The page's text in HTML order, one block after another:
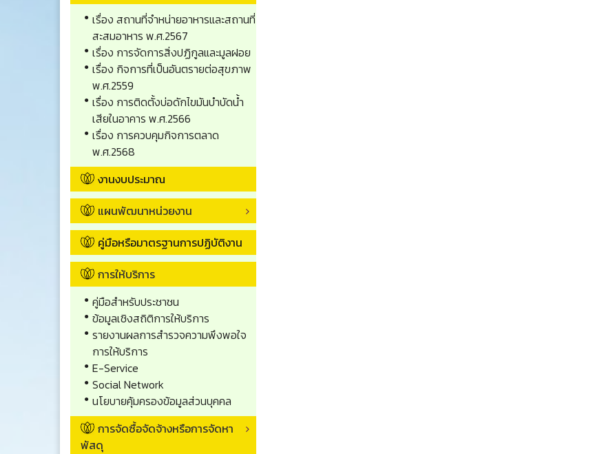
เรื่อง สถานที่จำหน่ายอาหารและสถานที่
สะสมอาหาร พ.ศ.2567
เรื่อง การจัดการสิ่งปฏิกูลและมูลฝอย
เรื่อง กิจการที่เป็นอันตรายต่อสุขภาพ
พ.ศ.2559
เรื่อง การติดตั้งบ่อดักไขมันบำบัดน้ำ
เสียในอาคาร พ.ศ.2566
เรื่อง การควบคุมกิจการตลาด
พ.ศ.2568
งานงบประมาณ
แผนพัฒนาหน่วยงาน
คู่มือหรือมาตรฐานการปฏิบัติงาน
การให้บริการ
คู่มือสำหรับประชาชน
ข้อมูลเชิงสถิติการให้บริการ
รายงานผลการสำรวจความพึงพอใจ
การให้บริการ
E-Service
Social Network
นโยบายคุ้มครองข้อมูลส่วนบุคคล
การจัดซื้อจัดจ้างหรือการจัดหา
พัสดุ